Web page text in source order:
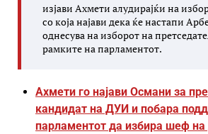
изјави Ахмети алудирајќи на
со која најави дека ќе настапи
однесува на изборот на
рамките на парламентот.
Ахмети го најави Османи за
кандидат на ДУИ и побара
парламентот да избира шеф